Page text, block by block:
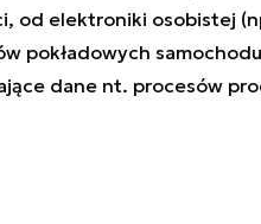
od elektroniki osobistej
pokładowych
dane nt. procesów